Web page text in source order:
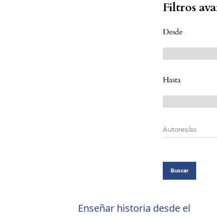
Filtros
Desde
Hasta
Buscar
Enseñar historia desde el